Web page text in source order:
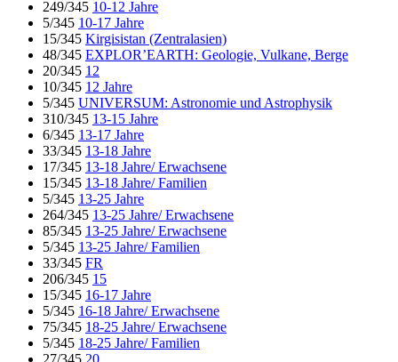
249/345 10-12 Jahre
5/345 10-17 Jahre
15/345 Kirgisistan (Zentralasien)
48/345 EXPLOR’EARTH: Geologie, Vulkane, Berge
20/345 12
10/345 12 Jahre
5/345 UNIVERSUM: Astronomie und Astrophysik
310/345 13-15 Jahre
6/345 13-17 Jahre
33/345 13-18 Jahre
17/345 13-18 Jahre/ Erwachsene
15/345 13-18 Jahre/ Familien
5/345 13-25 Jahre
264/345 13-25 Jahre/ Erwachsene
85/345 13-25 Jahre/ Erwachsene
5/345 13-25 Jahre/ Familien
33/345 FR
206/345 15
15/345 16-17 Jahre
5/345 16-18 Jahre/ Erwachsene
75/345 18-25 Jahre/ Erwachsene
5/345 18-25 Jahre/ Familien
27/345 20